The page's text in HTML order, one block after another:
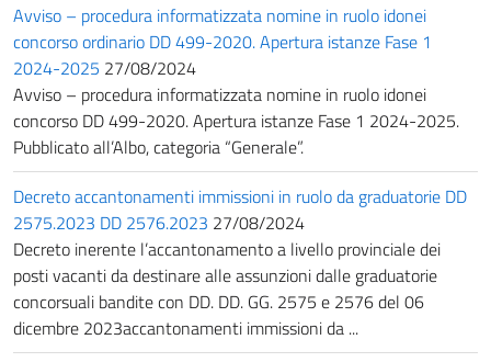
Avviso – procedura informatizzata nomine in ruolo idonei
concorso ordinario DD 499-2020. Apertura istanze Fase 1
2024-2025 27/08/2024
Avviso – procedura informatizzata nomine in ruolo idonei
concorso DD 499-2020. Apertura istanze Fase 1 2024-2025.
Pubblicato all’Albo, categoria “Generale”.
Decreto accantonamenti immissioni in ruolo da graduatorie DD
2575.2023 DD 2576.2023 27/08/2024
Decreto inerente l’accantonamento a livello provinciale dei
posti vacanti da destinare alle assunzioni dalle graduatorie
concorsuali bandite con DD. DD. GG. 2575 e 2576 del 06
dicembre 2023accantonamenti immissioni da ...